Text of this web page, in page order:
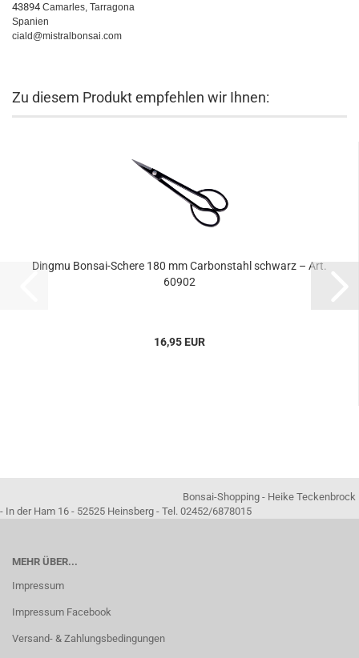
43894 Camarles, Tarragona
Spanien
ciald@mistralbonsai.com
Zu diesem Produkt empfehlen wir Ihnen:
Dingmu Bonsai-Schere 180 mm Carbonstahl schwarz – Art.
60902
16,95 EUR
Bonsai-Shopping - Heike Teckenbrock
- In der Ham 16 - 52525 Heinsberg - Tel. 02452/6878015
MEHR ÜBER...
Impressum
Impressum Facebook
Versand- & Zahlungsbedingungen